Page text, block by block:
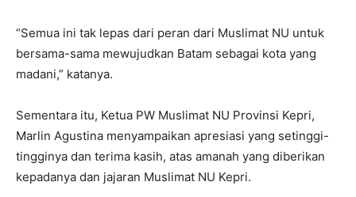
“Semua ini tak lepas dari peran dari Muslimat NU untuk
bersama-sama mewujudkan Batam sebagai kota yang
madani,” katanya.
Sementara itu, Ketua PW Muslimat NU Provinsi Kepri,
Marlin Agustina menyampaikan apresiasi yang setinggi-
tingginya dan terima kasih, atas amanah yang diberikan
kepadanya dan jajaran Muslimat NU Kepri.